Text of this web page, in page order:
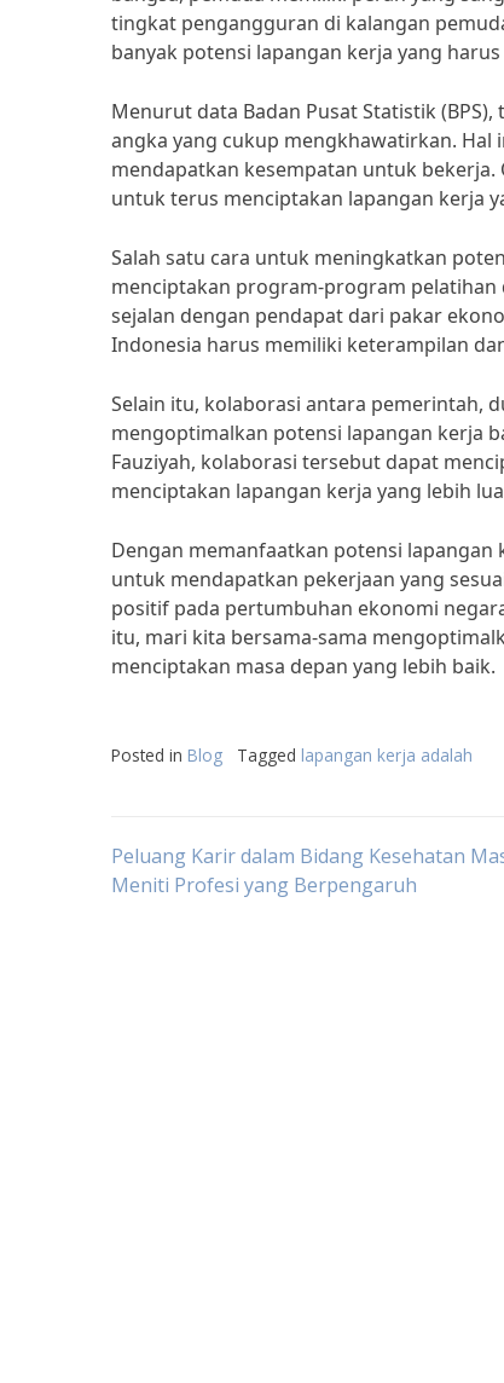
tingkat pengangguran di kalangan
banyak potensi lapangan kerja yang
Menurut data Badan Pusat Statistik
angka yang cukup mengkhawatirkan.
mendapatkan kesempatan untuk
untuk terus menciptakan lapangan kerja
Salah satu cara untuk meningkatkan
menciptakan program-program pelatihan
sejalan dengan pendapat dari pakar
Indonesia harus memiliki keterampilan
Selain itu, kolaborasi antara pemerintah,
mengoptimalkan potensi lapangan kerja
Fauziyah, kolaborasi tersebut dapat
menciptakan lapangan kerja yang lebih
Dengan memanfaatkan potensi
untuk mendapatkan pekerjaan yang
positif pada pertumbuhan ekonomi
itu, mari kita bersama-sama
menciptakan masa depan yang lebih baik.
Posted in Blog Tagged lapangan kerja adalah
Post
Peluang Karir dalam Bidang Kesehatan
Meniti Profesi yang Berpengaruh